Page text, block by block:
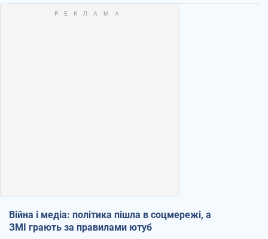
Війна і медіа: політика пішла в соцмережі, а
ЗМІ грають за правилами ютуб